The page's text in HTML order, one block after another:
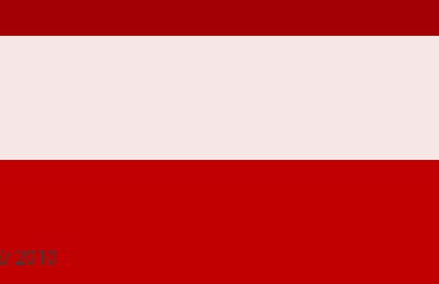
2010